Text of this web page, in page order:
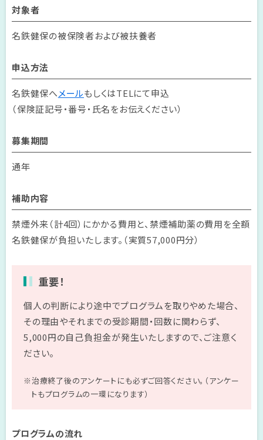
対象者
名鉄健保の被保険者および被扶養者
申込方法
名鉄健保へメールもしくはTELにて申込
（保険証記号・番号・氏名をお伝えください）
募集期間
通年
補助内容
禁煙外来（計4回）にかかる費用と、禁煙補助薬の費用を全額
名鉄健保が負担いたします。（実質57,000円分）
重要！
個人の判断により途中でプログラムを取りやめた場合、
その理由やそれまでの受診期間・回数に関わらず、
5,000円の自己負担金が発生いたしますので、ご注意く
ださい。
※治療終了後のアンケートにも必ずご回答ください。（アンケー
トもプログラムの一環になります）
プログラムの流れ